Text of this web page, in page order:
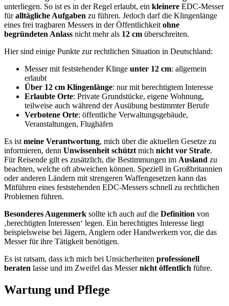
unterliegen. So ist es in der Regel erlaubt, ein kleinere EDC-Messer
füralltägliche Aufgaben zu führen. Jedoch darf die Klingenlänge
eines frei tragbaren Messers in der Öffentlichkeit ohne
begründeten Anlass nicht mehr als 12 cm überschreiten.
Hier sind einige Punkte zur rechtlichen Situation in Deutschland:
Messer mit feststehender Klinge unter 12 cm: allgemein
erlaubt
Über 12 cm Klingenlänge: nur mit berechtigtem Interesse
Erlaubte Orte: Private Grundstücke, eigene Wohnung,
teilweise auch während der Ausübung bestimmter Berufe
Verbotene Orte: öffentliche Verwaltungsgebäude,
Veranstaltungen, Flughäfen
Es ist meine Verantwortung, mich über die aktuellen Gesetze zu
informieren, denn Unwissenheit schützt mich nicht vor Strafe.
Für Reisende gilt es zusätzlich, die Bestimmungen im Ausland zu
beachten, welche oft abweichen können. Speziell in Großbritannien
oder anderen Ländern mit strengeren Waffengesetzen kann das
Mitführen eines feststehenden EDC-Messers schnell zu rechtlichen
Problemen führen.
Besonderes Augenmerk sollte ich auch auf die Definition von
‚berechtigten Interessen‘ legen. Ein berechtigtes Interesse liegt
beispielsweise bei Jägern, Anglern oder Handwerkern vor, die das
Messer für ihre Tätigkeit benötigen.
Es ist ratsam, dass ich mich bei Unsicherheiten professionell
beraten lasse und im Zweifel das Messernicht öffentlich führe.
Wartung und Pflege